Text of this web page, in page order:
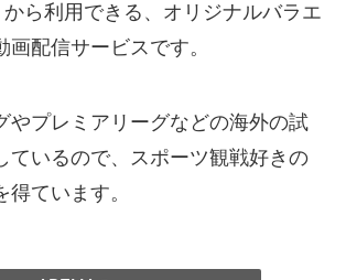
ら利用できる、オリジナルバラエ
画配信サービスです。
やプレミアリーグなどの海外の試
ているので、スポーツ観戦好きの
得ています。